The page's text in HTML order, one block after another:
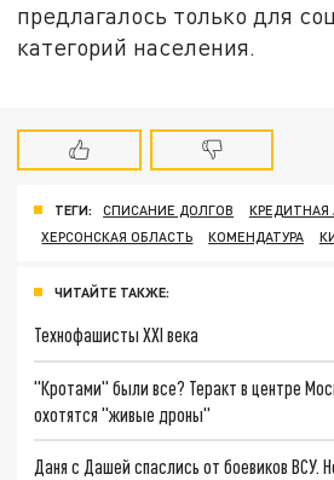
предлагалось только для
категорий населения.
ТЕГИ: СПИСАНИЕ ДОЛГОВ
ХЕРСОНСКАЯ ОБЛАСТЬ
КОМЕНДАТУРА
ЧИТАЙТЕ ТАКЖЕ:
Технофашисты XXI века
"Кротами" были все? Теракт в центре
охотятся "живые дроны"
Даня с Дашей спаслись от боевиков ВСУ.